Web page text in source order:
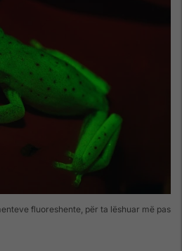
fluoreshente, për ta lëshuar më pas